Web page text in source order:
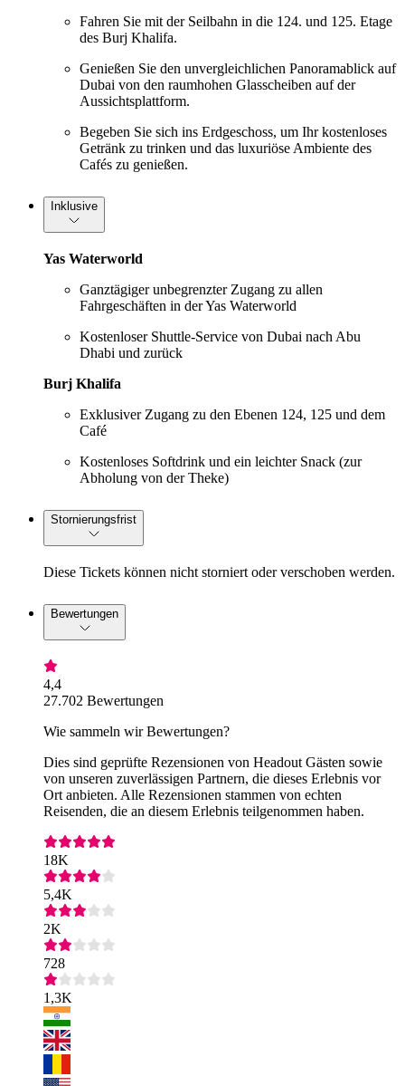
Fahren Sie mit der Seilbahn in die 124. und 125. Etage
des Burj Khalifa.
Genießen Sie den unvergleichlichen Panoramablick auf
Dubai von den raumhohen Glasscheiben auf der
Aussichtsplattform.
Begeben Sie sich ins Erdgeschoss, um Ihr kostenloses
Getränk zu trinken und das luxuriöse Ambiente des
Cafés zu genießen.
Inklusive
Yas Waterworld
Ganztägiger unbegrenzter Zugang zu allen
Fahrgeschäften in der Yas Waterworld
Kostenloser Shuttle-Service von Dubai nach Abu
Dhabi und zurück
Burj Khalifa
Exklusiver Zugang zu den Ebenen 124, 125 und dem
Café
Kostenloses Softdrink und ein leichter Snack (zur
Abholung von der Theke)
Stornierungsfrist
Diese Tickets können nicht storniert oder verschoben werden.
Bewertungen
4,4
27.702 Bewertungen
Wie sammeln wir Bewertungen?
Dies sind geprüfte Rezensionen von Headout Gästen sowie
von unseren zuverlässigen Partnern, die dieses Erlebnis vor
Ort anbieten. Alle Rezensionen stammen von echten
Reisenden, die an diesem Erlebnis teilgenommen haben.
18K
5,4K
2K
728
1,3K